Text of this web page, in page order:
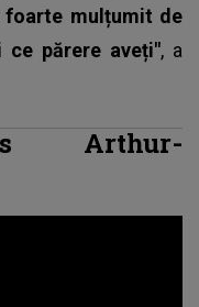
mulțumit de
părere aveți", a
Arthur-